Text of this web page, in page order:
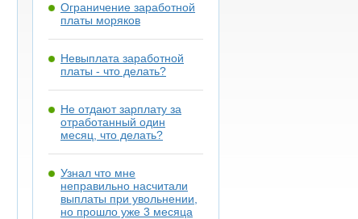
Ограничение заработной
платы моряков
Невыплата заработной
платы - что делать?
Не отдают зарплату за
отработанный один
месяц, что делать?
Узнал что мне
неправильно насчитали
выплаты при увольнении,
но прошло уже 3 месяца